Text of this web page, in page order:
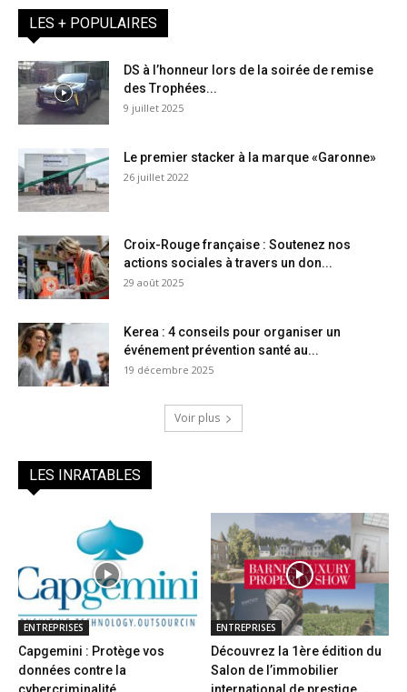
LES + POPULAIRES
DS à l’honneur lors de la soirée de remise
des Trophées...
9 juillet 2025
Le premier stacker à la marque «Garonne»
26 juillet 2022
Croix-Rouge française : Soutenez nos
actions sociales à travers un don...
29 août 2025
Kerea : 4 conseils pour organiser un
événement prévention santé au...
19 décembre 2025
Voir plus
LES INRATABLES
ENTREPRISES
Capgemini : Protège vos
données contre la
ENTREPRISES
Découvrez la 1ère édition du
Salon de l’immobilier